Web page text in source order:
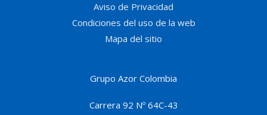
Aviso de Privacidad
Condiciones del uso de la web
Mapa del sitio
Grupo Azor Colombia
Carrera 92 Nº 64C-43